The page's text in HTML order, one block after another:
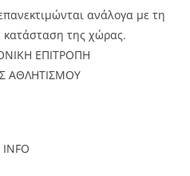
ανάλογα με τη
κατάσταση της χώρας.
ΕΠΙΤΡΟΠΗ
ΑΘΛΗΤΙΣΜΟΥ
INFO